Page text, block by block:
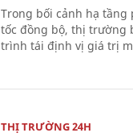
Trong bối cảnh hạ tầng
tốc đồng bộ, thị trường
trình tái định vị giá trị
THỊ TRƯỜNG 24H